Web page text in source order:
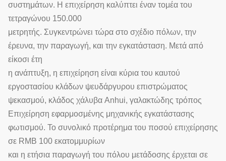
συστημάτων. Η επιχείρηση καλύπτει έναν τομέα του
τετραγώνου 150.000
μετρητής. Συγκεντρώνει τώρα στο σχέδιο πόλων, την
έρευνα, την παραγωγή, και την εγκατάσταση. Μετά από
είκοσι έτη
η ανάπτυξη, η επιχείρηση είναι κύρια του καυτού
εργοστασίου κλάδων ψευδάργυρου επιστρώματος
ψεκασμού, κλάδος χάλυβα Anhui, γαλακτώδης τρόπος
Επιχείρηση εφαρμοσμένης μηχανικής εγκατάστασης
φωτισμού. Το συνολικό προτέρημα του ποσού επιχείρησης
σε RMB 100 εκατομμυρίων
και η ετήσια παραγωγή του πόλου μετάδοσης έρχεται σε